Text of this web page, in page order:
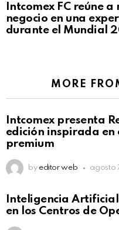
Intcomex FC reúne
negocio en una
durante el Mundial
MORE
Intcomex presenta
edición inspirada
premium
by editor web agosto
Inteligencia
en los Centros de